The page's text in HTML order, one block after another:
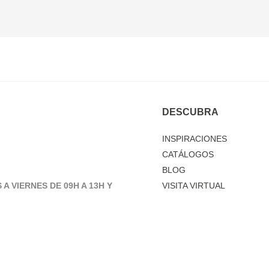
A VIERNES DE 09H A 13H Y
DESCUBRA
INSPIRACIONES
CATÁLOGOS
BLOG
VISITA VIRTUAL